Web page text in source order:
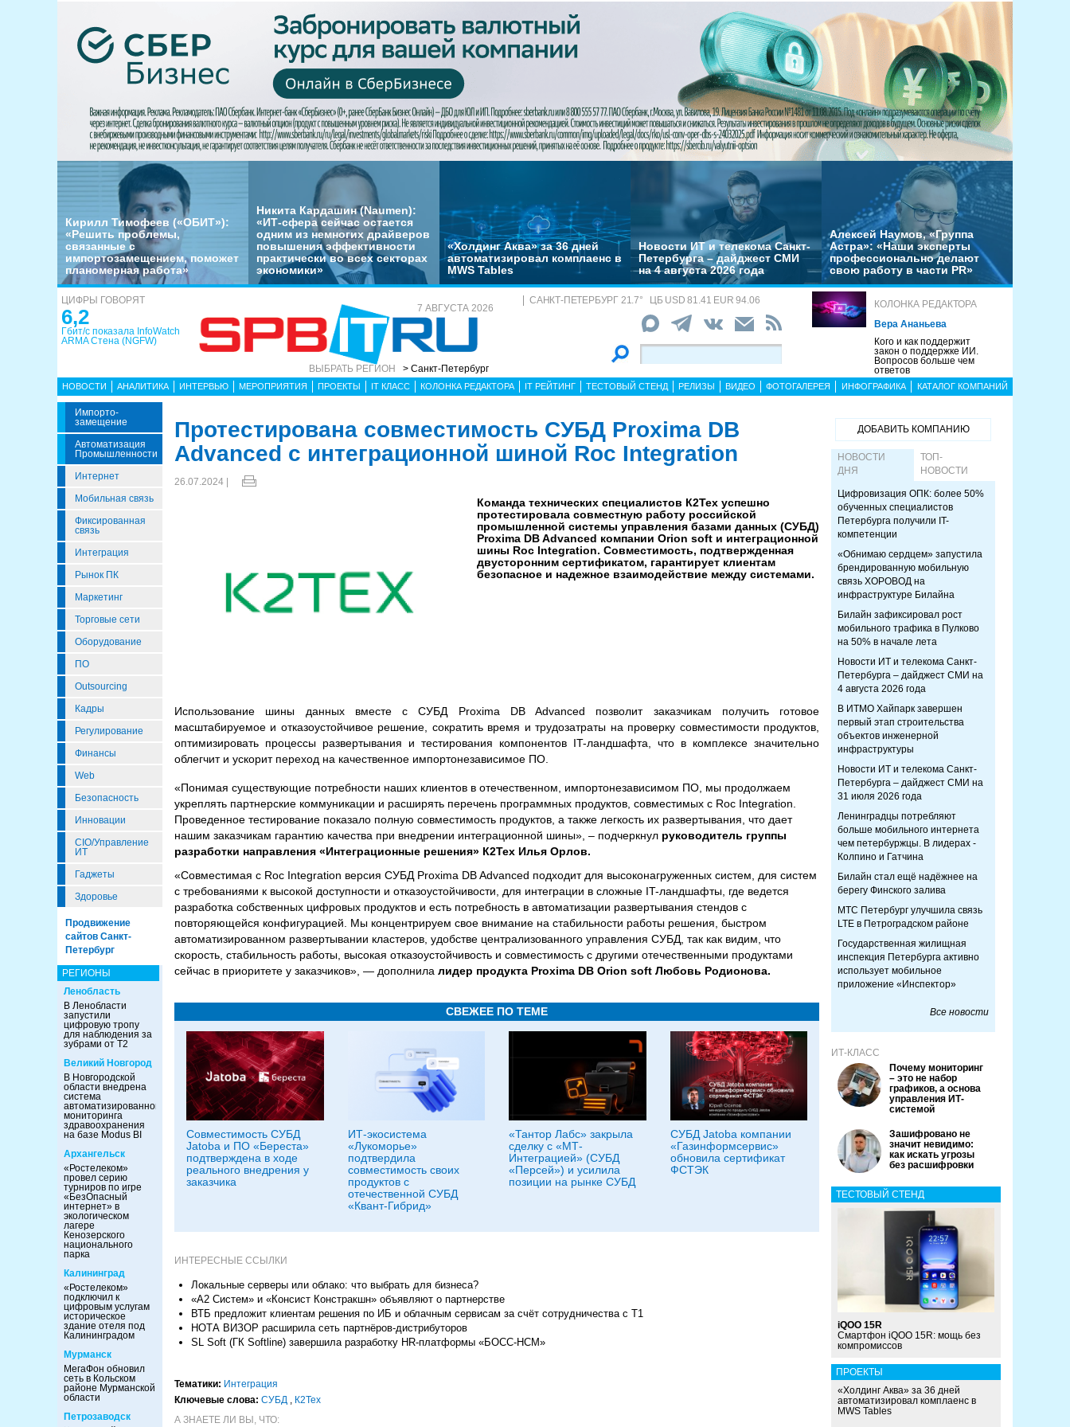
Кирилл Тимофеев («ОБИТ»):
«Решить проблемы,
связанные с
импортозамещением, поможет
планомерная работа»
Никита Кардашин (Naumen):
«ИТ-сфера сейчас остается
одним из немногих драйверов
повышения эффективности
практически во всех секторах
экономики»
«Холдинг Аква» за 36 дней
автоматизировал комплаенс в
MWS Tables
Новости ИТ и телекома Санкт-
Петербурга – дайджест СМИ
на 4 августа 2026 года
Алексей Наумов, «Группа
Астра»: «Наши эксперты
профессионально делают
свою работу в части PR»
ЦИФРЫ ГОВОРЯТ
6,2
Гбит/с показала InfoWatch
ARMA Стена (NGFW)
7 АВГУСТА 2026
ВЫБРАТЬ РЕГИОН > Санкт-Петербург
САНКТ-ПЕТЕРБУРГ 21.7° ЦБ USD 81.41 EUR 94.06
КОЛОНКА РЕДАКТОРА
Вера Ананьева
Кого и как поддержит
закон о поддержке ИИ.
Вопросов больше чем
ответов
НОВОСТИ АНАЛИТИКА ИНТЕРВЬЮ МЕРОПРИЯТИЯ ПРОЕКТЫ IT КЛАСС КОЛОНКА РЕДАКТОРА IT РЕЙТИНГ ТЕСТОВЫЙ СТЕНД РЕЛИЗЫ ВИДЕО ФОТОГАЛЕРЕЯ ИНФОГРАФИКА КАТАЛОГ КОМПАНИЙ
Импорто­
Замещение
Автоматизация
Промышленности
Интернет
Мобильная связь
Фиксированная
связь
Интеграция
Рынок ПК
Маркетинг
Торговые сети
Оборудование
ПО
Outsourcing
Кадры
Регулирование
Финансы
Web
Безопасность
Инновации
CIO/Управление
ИТ
Гаджеты
Здоровье
Продвижение
сайтов Санкт-
Петербург
РЕГИОНЫ
Ленобласть
В Ленобласти
запустили
цифровую тропу
для наблюдения за
зубрами от Т2
Великий Новгород
В Новгородской
области внедрена
система
автоматизированного
мониторинга
здравоохранения
на базе Modus BI
Архангельск
«Ростелеком»
провел серию
турниров по игре
«БезОпасный
интернет» в
экологическом
лагере
Кенозерского
национального
парка
Калининград
«Ростелеком»
подключил к
цифровым услугам
историческое
здание отеля под
Калининградом
Мурманск
МегаФон обновил
сеть в Кольском
районе Мурманской
области
Петрозаводск
Протестирована совместимость СУБД Proxima DB
Advanced с интеграционной шиной Roc Integration
26.07.2024 |
Команда технических специалистов К2Тех успешно
протестировала совместную работу российской
промышленной системы управления базами данных (СУБД)
Proxima DB Advanced компании Orion soft и интеграционной
шины Roc Integration. Совместимость, подтвержденная
двусторонним сертификатом, гарантирует клиентам
безопасное и надежное взаимодействие между системами.
Использование шины данных вместе с СУБД Proxima DB Advanced позволит заказчикам получить готовое
масштабируемое и отказоустойчивое решение, сократить время и трудозатраты на проверку совместимости продуктов,
оптимизировать процессы развертывания и тестирования компонентов IT-ландшафта, что в комплексе значительно
облегчит и ускорит переход на качественное импортонезависимое ПО.
«Понимая существующие потребности наших клиентов в отечественном, импортонезависимом ПО, мы продолжаем
укреплять партнерские коммуникации и расширять перечень программных продуктов, совместимых с Roc Integration.
Проведенное тестирование показало полную совместимость продуктов, а также легкость их развертывания, что дает
нашим заказчикам гарантию качества при внедрении интеграционной шины», – подчеркнул руководитель группы
разработки направления «Интеграционные решения» К2Тех Илья Орлов.
«Совместимая с Roc Integration версия СУБД Proxima DB Advanced подходит для высоконагруженных систем, для систем
с требованиями к высокой доступности и отказоустойчивости, для интеграции в сложные IT-ландшафты, где ведется
разработка собственных цифровых продуктов и есть потребность в автоматизации развертывания стендов с
повторяющейся конфигурацией. Мы концентрируем свое внимание на стабильности работы решения, быстром
автоматизированном развертывании кластеров, удобстве централизованного управления СУБД, так как видим, что
скорость, стабильность работы, высокая отказоустойчивость и совместимость с другими отечественными продуктами
сейчас в приоритете у заказчиков», — дополнила лидер продукта Proxima DB Orion soft Любовь Родионова.
СВЕЖЕЕ ПО ТЕМЕ
Совместимость СУБД
Jatoba и ПО «Береста»
подтверждена в ходе
реального внедрения у
заказчика
ИТ-экосистема
«Лукоморье»
подтвердила
совместимость своих
продуктов с
отечественной СУБД
«Квант-Гибрид»
«Тантор Лабс» закрыла
сделку с «МТ-
Интеграцией» (СУБД
«Персей») и усилила
позиции на рынке СУБД
СУБД Jatoba компании
«Газинформсервис»
обновила сертификат
ФСТЭК
ИНТЕРЕСНЫЕ ССЫЛКИ
Локальные серверы или облако: что выбрать для бизнеса?
«А2 Систем» и «Консист Констракшн» объявляют о партнерстве
ВТБ предложит клиентам решения по ИБ и облачным сервисам за счёт сотрудничества с Т1
НОТА ВИЗОР расширила сеть партнёров-дистрибуторов
SL Soft (ГК Softline) завершила разработку HR-платформы «БОСС-HCM»
Тематики: Интеграция
Ключевые слова: СУБД , К2Тех
А ЗНАЕТЕ ЛИ ВЫ, ЧТО:
ДОБАВИТЬ КОМПАНИЮ
НОВОСТИ
ДНЯ
ТОП-
НОВОСТИ
Цифровизация ОПК: более 50%
обученных специалистов
Петербурга получили IT-
компетенции
«Обнимаю сердцем» запустила
брендированную мобильную
связь ХОРОВОД на
инфраструктуре Билайна
Билайн зафиксировал рост
мобильного трафика в Пулково
на 50% в начале лета
Новости ИТ и телекома Санкт-
Петербурга – дайджест СМИ на
4 августа 2026 года
В ИТМО Хайпарк завершен
первый этап строительства
объектов инженерной
инфраструктуры
Новости ИТ и телекома Санкт-
Петербурга – дайджест СМИ на
31 июля 2026 года
Ленинградцы потребляют
больше мобильного интернета
чем петербуржцы. В лидерах -
Колпино и Гатчина
Билайн стал ещё надёжнее на
берегу Финского залива
МТС Петербург улучшила связь
LTE в Петроградском районе
Государственная жилищная
инспекция Петербурга активно
использует мобильное
приложение «Инспектор»
Все новости
ИТ-КЛАСС
Почему мониторинг
– это не набор
графиков, а основа
управления ИТ-
системой
Зашифровано не
значит невидимо:
как искать угрозы
без расшифровки
ТЕСТОВЫЙ СТЕНД
iQOO 15R
Смартфон iQOO 15R: мощь без
компромиссов
ПРОЕКТЫ
«Холдинг Аква» за 36 дней
автоматизировал комплаенс в
MWS Tables